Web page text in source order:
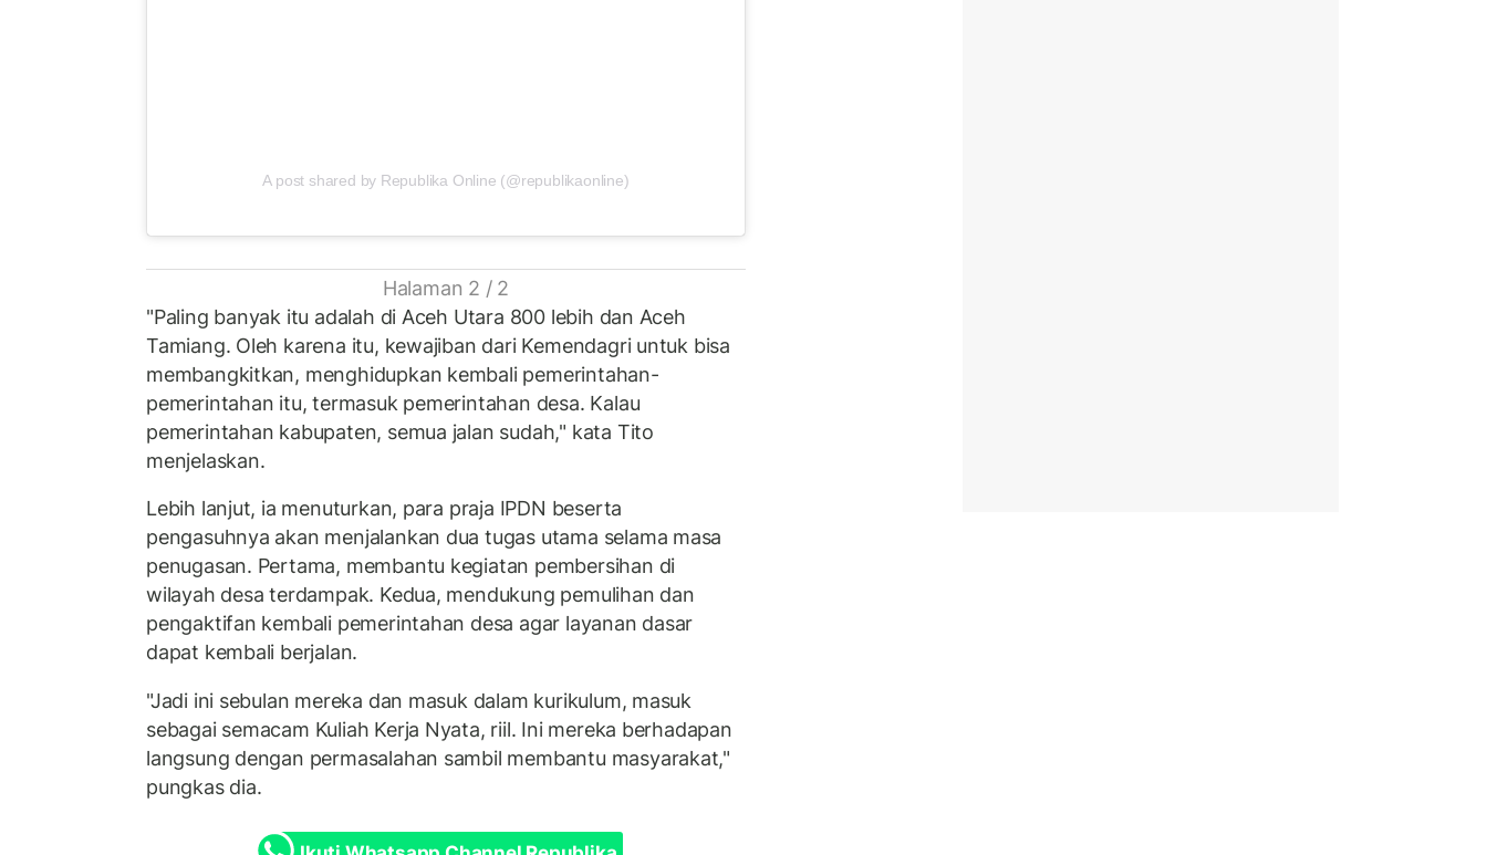
A post shared by Republika Online (@republikaonline)
Halaman 2 / 2
"Paling banyak itu adalah di Aceh Utara 800 lebih dan Aceh
Tamiang. Oleh karena itu, kewajiban dari Kemendagri untuk bisa
membangkitkan, menghidupkan kembali pemerintahan-
pemerintahan itu, termasuk pemerintahan desa. Kalau
pemerintahan kabupaten, semua jalan sudah," kata Tito
menjelaskan.
Lebih lanjut, ia menuturkan, para praja IPDN beserta
pengasuhnya akan menjalankan dua tugas utama selama masa
penugasan. Pertama, membantu kegiatan pembersihan di
wilayah desa terdampak. Kedua, mendukung pemulihan dan
pengaktifan kembali pemerintahan desa agar layanan dasar
dapat kembali berjalan.
"Jadi ini sebulan mereka dan masuk dalam kurikulum, masuk
sebagai semacam Kuliah Kerja Nyata, riil. Ini mereka berhadapan
langsung dengan permasalahan sambil membantu masyarakat,"
pungkas dia.